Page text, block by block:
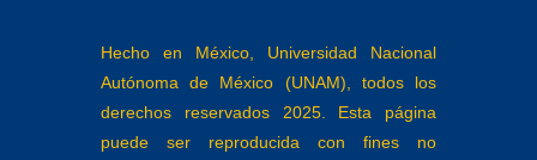
Hecho en México, Universidad Nacional
Autónoma de México (UNAM), todos los
derechos reservados 2025. Esta página
puede ser reproducida con fines no